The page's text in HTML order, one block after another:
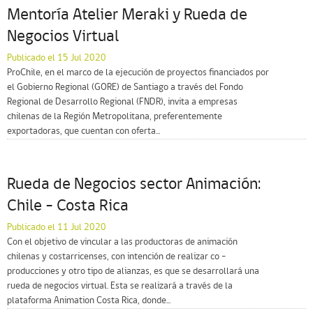
Mentoría Atelier Meraki y Rueda de
Negocios Virtual
Publicado el 15 Jul 2020
ProChile, en el marco de la ejecución de proyectos financiados por
el Gobierno Regional (GORE) de Santiago a través del Fondo
Regional de Desarrollo Regional (FNDR), invita a empresas
chilenas de la Región Metropolitana, preferentemente
exportadoras, que cuentan con oferta...
Rueda de Negocios sector Animación:
Chile – Costa Rica
Publicado el 11 Jul 2020
Con el objetivo de vincular a las productoras de animación
chilenas y costarricenses, con intención de realizar co –
producciones y otro tipo de alianzas, es que se desarrollará una
rueda de negocios virtual. Esta se realizará a través de la
plataforma Animation Costa Rica, donde...